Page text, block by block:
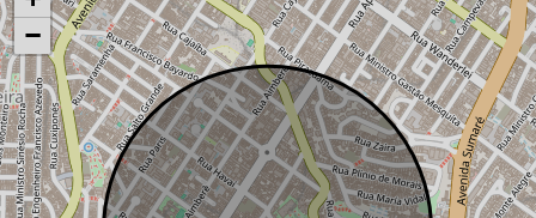
A Incorporadora reserva-se o direito de
realizar alterações nos diferenciais a serem
oferecidos, visando o melhor
aproveitamento do conceito do projeto a
ser oferecido.
−